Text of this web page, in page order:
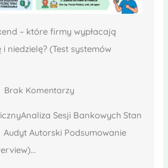
– które firmy wypłacają
niedzielę? (Test systemów
Brak Komentarzy
Sesji Bankowych Stan
Audyt Autorski Podsumowanie